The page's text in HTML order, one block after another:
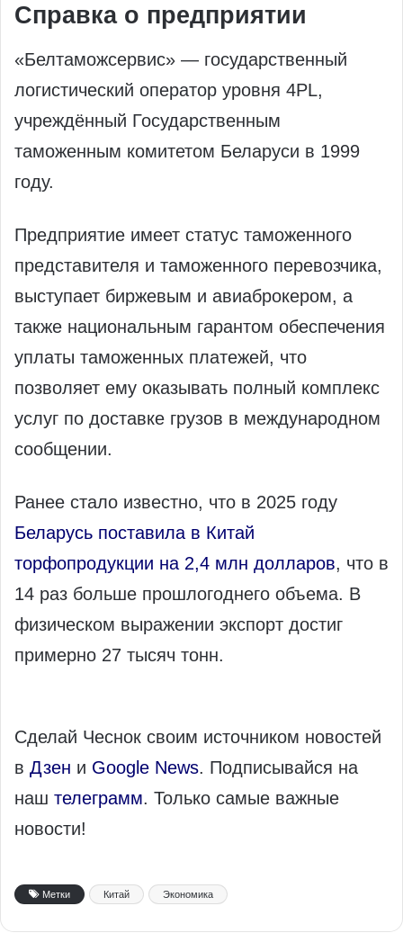
Справка о предприятии
«Белтаможсервис» — государственный
логистический оператор уровня 4PL,
учреждённый Государственным
таможенным комитетом Беларуси в 1999
году.
Предприятие имеет статус таможенного
представителя и таможенного перевозчика,
выступает биржевым и авиаброкером, а
также национальным гарантом обеспечения
уплаты таможенных платежей, что
позволяет ему оказывать полный комплекс
услуг по доставке грузов в международном
сообщении.
Ранее стало известно, что в 2025 году
Беларусь поставила в Китай
торфопродукции на 2,4 млн долларов, что в
14 раз больше прошлогоднего объема. В
физическом выражении экспорт достиг
примерно 27 тысяч тонн.
Сделай Чеснок своим источником новостей
в Дзен и Google News. Подписывайся на
наш телеграмм. Только самые важные
новости!
Метки Китай Экономика